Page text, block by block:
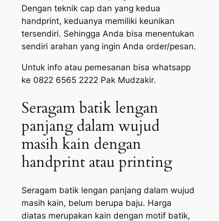
Dengan teknik cap dan yang kedua
handprint, keduanya memiliki keunikan
tersendiri. Sehingga Anda bisa menentukan
sendiri arahan yang ingin Anda order/pesan.
Untuk info atau pemesanan bisa whatsapp
ke 0822 6565 2222 Pak Mudzakir.
Seragam batik lengan
panjang dalam wujud
masih kain dengan
handprint atau printing
Seragam batik lengan panjang dalam wujud
masih kain, belum berupa baju. Harga
diatas merupakan kain dengan motif batik,